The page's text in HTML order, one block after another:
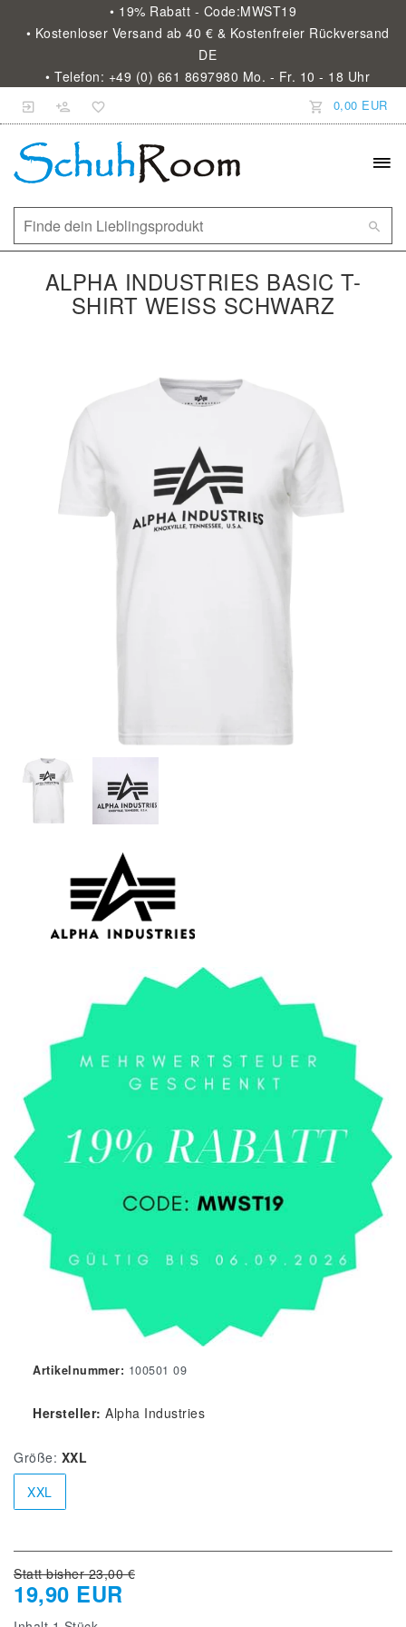
• 19% Rabatt - Code:MWST19
• Kostenloser Versand ab 40 € & Kostenfreier Rückversand
DE
• Telefon: +49 (0) 661 8697980 Mo. - Fr. 10 - 18 Uhr
0,00 EUR
ALPHA INDUSTRIES BASIC T-
SHIRT WEISS SCHWARZ
Artikelnummer: 100501 09
Hersteller: Alpha Industries
Größe: XXL
XXL
Statt bisher 23,00 €
19,90 EUR